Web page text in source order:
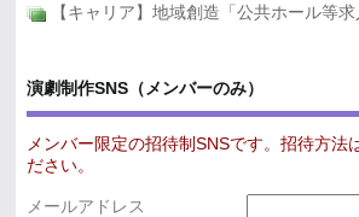
【キャリア】地域創造「公共ホール等求
演劇制作SNS（メンバーのみ）
メンバー限定の招待制SNSです。招待方法
ださい。
メールアドレス